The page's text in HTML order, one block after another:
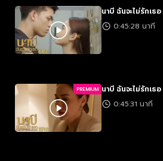
นาบี ฉันจะไม่รักเธอ
0:45:28 นาที
PREMIUM นาบี ฉันจะไม่รักเธอ
0:45:31 นาที